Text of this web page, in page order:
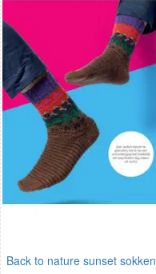
Back to nature sunset sokken